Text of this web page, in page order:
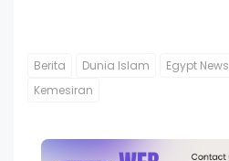
Berita Dunia Islam Egypt News
Kemesiran